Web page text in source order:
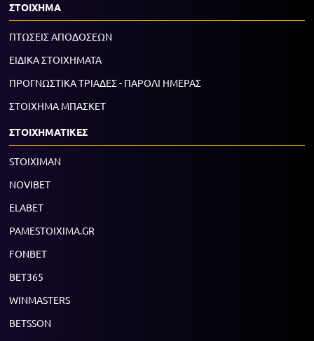
ΣΤΟΙΧΗΜΑ
ΠΤΩΣΕΙΣ ΑΠΟΔΟΣΕΩΝ
ΕΙΔΙΚΑ ΣΤΟΙΧΗΜΑΤΑ
ΠΡΟΓΝΩΣΤΙΚΑ ΤΡΙΑΔΕΣ - ΠΑΡΟΛΙ ΗΜΕΡΑΣ
ΣΤΟΙΧΗΜΑ ΜΠΑΣΚΕΤ
ΣΤΟΙΧΗΜΑΤΙΚΕΣ
STOIXIMAN
NOVIBET
ELABET
PAMESTOIXIMA.GR
FONBET
BET365
WINMASTERS
BETSSON